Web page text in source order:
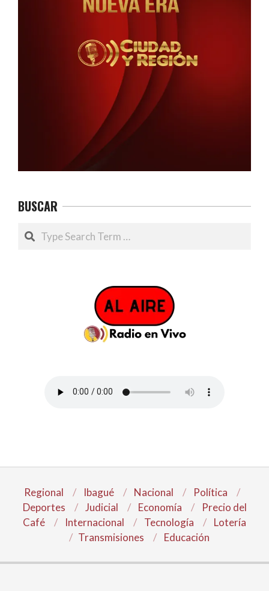
BUSCAR
Search
Regional Ibagué Nacional
Política
Deportes
Judicial Economía
Precio del
Café
Internacional Tecnología
Lotería
Transmisiones
Educación